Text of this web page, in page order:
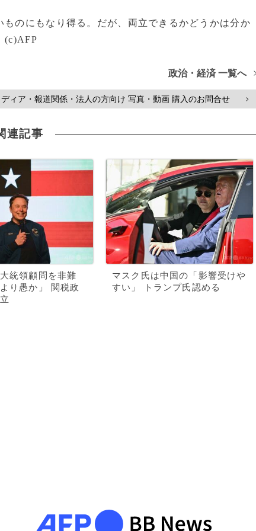
のにもなり得る。だが、両立できるかどうかは分か
(c)AFP
政治・経済 一覧へ
ディア・報道関係・法人の方向け 写真・動画 購入のお問合せ >
連記事
統領顧問を非難
より愚か」 関税政
マスク氏は中国の「影響受けや
すい」 トランプ氏認める